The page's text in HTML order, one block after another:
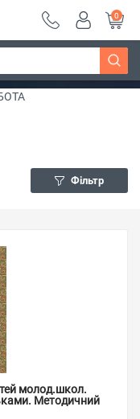
Дізнатись більше
0
Фільтр
молод.школ.
Методичний